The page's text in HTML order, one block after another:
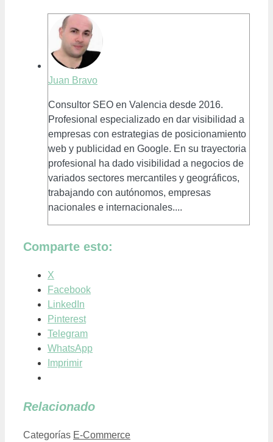
Juan Bravo
Consultor SEO en Valencia desde 2016.
Profesional especializado en dar visibilidad a
empresas con estrategias de posicionamiento
web y publicidad en Google. En su trayectoria
profesional ha dado visibilidad a negocios de
variados sectores mercantiles y geográficos,
trabajando con autónomos, empresas
nacionales e internacionales....
Comparte esto:
X
Facebook
LinkedIn
Pinterest
Telegram
WhatsApp
Imprimir
Relacionado
Categorías E-Commerce